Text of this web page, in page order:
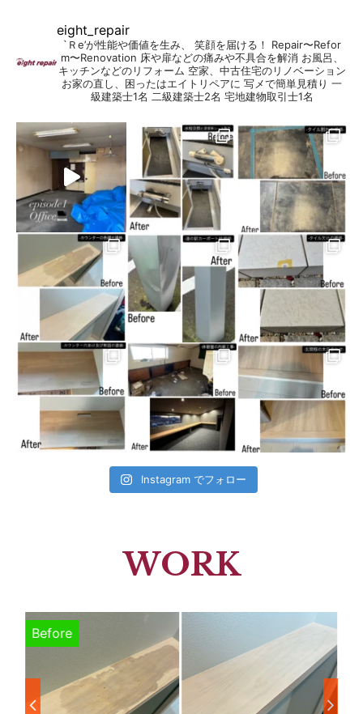
eight_repair
`Ｒe’が性能や価値を生み、 笑顔を届ける！
Repair〜Refor
m〜Renovation 床や扉などの痛みや不具合を解消 お風呂、
キッチンなどのリフォーム 空家、中古住宅のリノベーション
お家の直し、困ったはエイトリペアに 写メで簡単見積り 一
級建築士1名 二級建築士2名 宅地建物取引士1名
Instagram でフォロー
WORK
Before